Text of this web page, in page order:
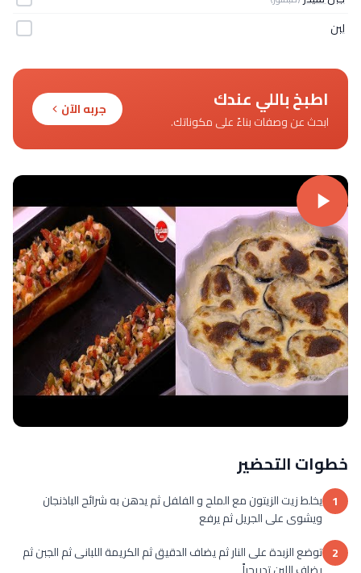
لبن
اطبخ باللي عندك
ابحث عن وصفات بناءً على مكوناتك.
جربه الآن
خطوات التحضير
1 يخلط زيت الزيتون مع الملح و الفلفل ثم يدهن به شرائح الباذنجان
ويشوى على الجريل ثم يرفع
2 توضع الزبدة على النار ثم يضاف الدقيق ثم الكريمة اللبانى ثم الجبن ثم